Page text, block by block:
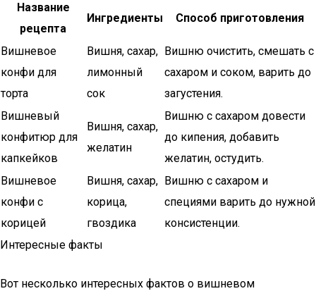
Название
рецепта
Ингредиенты Способ приготовления
Вишневое
конфи для
торта
Вишня, сахар,
лимонный
сок
Вишню очистить, смешать с
сахаром и соком, варить до
загустения.
Вишневый
конфитюр для
капкейков
Вишня, сахар,
желатин
Вишню с сахаром довести
до кипения, добавить
желатин, остудить.
Вишневое
конфи с
корицей
Вишня, сахар,
корица,
гвоздика
Вишню с сахаром и
специями варить до нужной
консистенции.
Интересные факты
Вот несколько интересных фактов о вишневом